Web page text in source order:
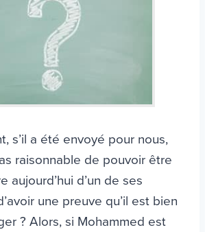
s’il a été envoyé pour nous,
raisonnable de pouvoir être
aujourd’hui d’un de ses
une preuve qu’il est bien
? Alors, si Mohammed est